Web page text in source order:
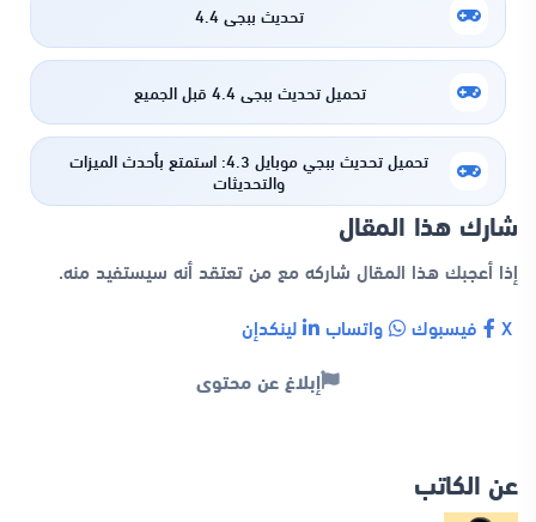
تحديث ببجي 4.4
تحميل تحديث ببجي 4.4 قبل الجميع
تحميل تحديث ببجي موبايل 4.3: استمتع بأحدث الميزات
والتحديثات
شارك هذا المقال
إذا أعجبك هذا المقال شاركه مع من تعتقد أنه سيستفيد منه.
فيسبوك واتساب لينكدإن
إبلاغ عن محتوى
عن الكاتب